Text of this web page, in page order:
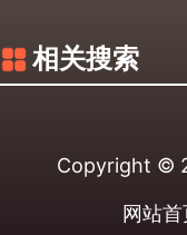
相关搜索
Copyright ©
网站